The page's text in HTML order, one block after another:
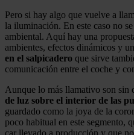
Pero si hay algo que vuelve a
la iluminación. En este caso no
ambiental. Aquí hay una
ambientes, efectos dinámicos y un
en el salpicadero que sirve
comunicación entre el coche y
Aunque lo más llamativo son sin
de luz sobre el interior de las
guardado como la joya de la
poco habitual en este segmento,
car llevado a producción y que